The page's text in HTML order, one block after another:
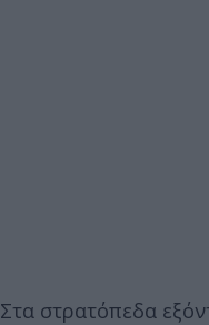
Στα στρατόπεδα